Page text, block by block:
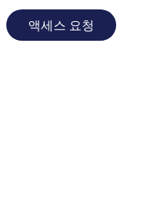
액세스 요청